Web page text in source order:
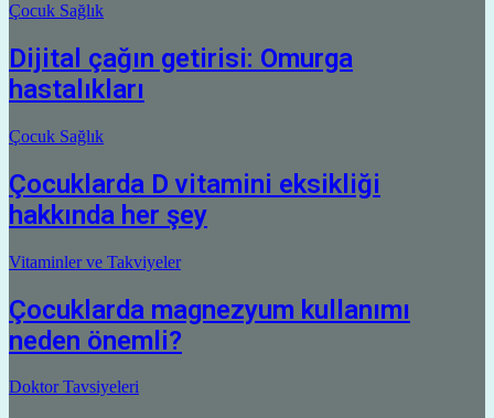
Çocuk Sağlık
Dijital çağın getirisi: Omurga
hastalıkları
Çocuk Sağlık
Çocuklarda D vitamini eksikliği
hakkında her şey
Vitaminler ve Takviyeler
Çocuklarda magnezyum kullanımı
neden önemli?
Doktor Tavsiyeleri